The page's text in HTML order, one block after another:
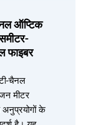
ऑप्टिक
फाइबर
चैनल
मीटर
अनुप्रयोगों के